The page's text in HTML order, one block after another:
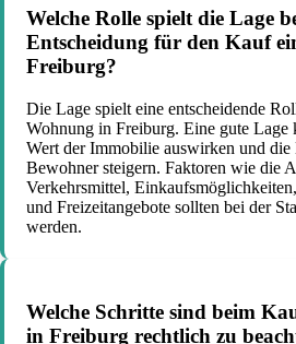
Welche Rolle spielt die Lage
Entscheidung für den Kauf
Freiburg?
Die Lage spielt eine entscheidende
Wohnung in Freiburg. Eine gute Lage
Wert der Immobilie auswirken und die
Bewohner steigern. Faktoren wie die
Verkehrsmittel,
und Freizeitangebote sollten bei der
werden.
Welche Schritte sind beim
in Freiburg rechtlich zu